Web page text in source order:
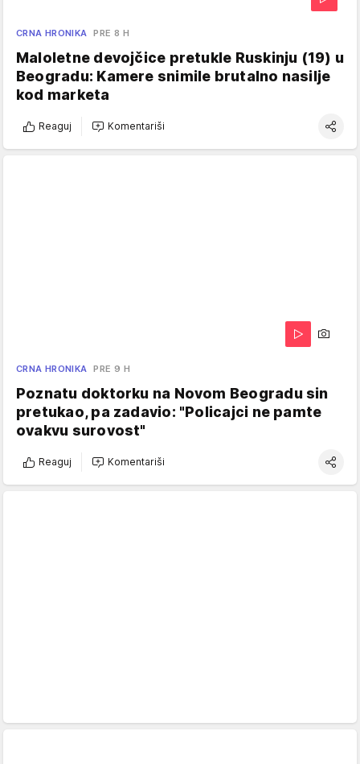
CRNA HRONIKA PRE 8 H
Maloletne devojčice pretukle Ruskinju (19) u
Beogradu: Kamere snimile brutalno nasilje
kod marketa
Reaguj Komentariši
CRNA HRONIKA PRE 9 H
Poznatu doktorku na Novom Beogradu sin
pretukao, pa zadavio: "Policajci ne pamte
ovakvu surovost"
Reaguj Komentariši